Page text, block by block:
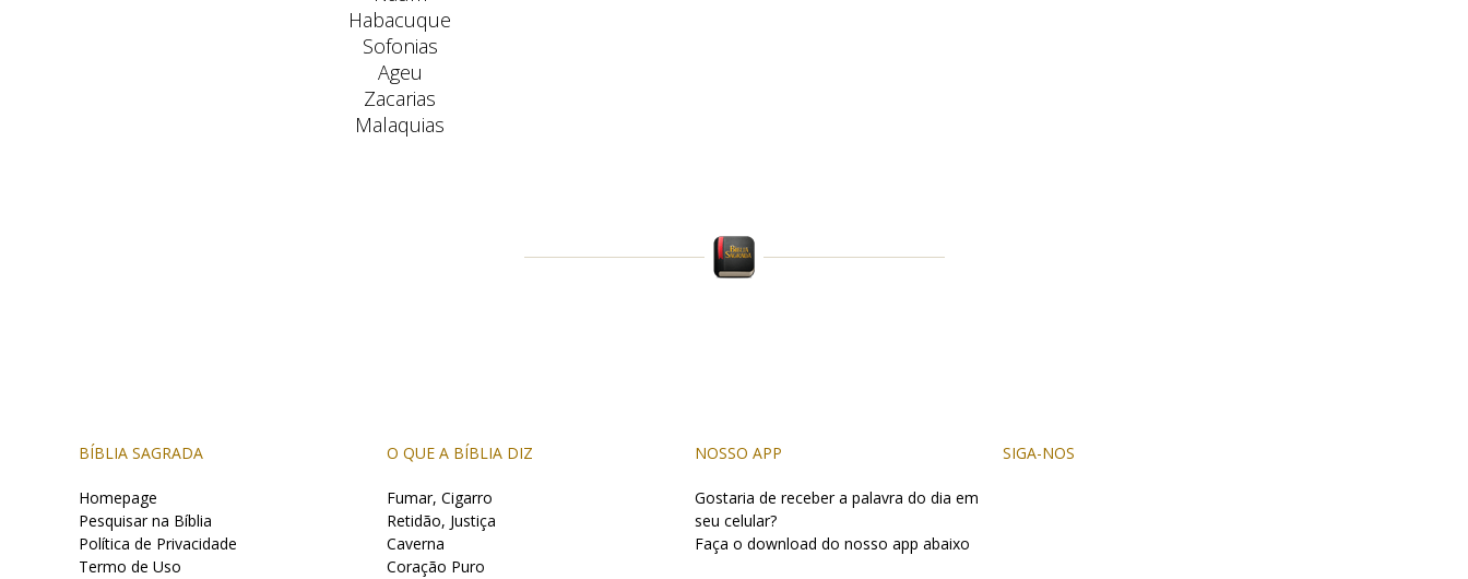
Habacuque
Sofonias
Ageu
Zacarias
Malaquias
BÍBLIA SAGRADA
Homepage
Pesquisar na Bíblia
Política de Privacidade
Termo de Uso
O QUE A BÍBLIA DIZ
Fumar, Cigarro
Retidão, Justiça
Caverna
Coração Puro
NOSSO APP
Gostaria de receber a palavra do dia em
seu celular?
Faça o download do nosso app abaixo
SIGA-NOS